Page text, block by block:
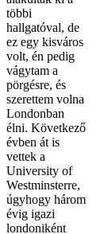
többi
hallgatóval, de
ez egy kisváros
volt, én pedig
vágytam a
pörgésre, és
szerettem volna
Londonban
élni. Következő
évben át is
vettek a
University of
Westminsterre,
úgyhogy három
évig igazi
londoniként